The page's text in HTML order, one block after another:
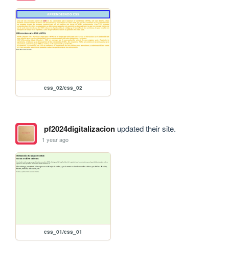
css_02/css_02
pf2024digitalizacionupdated their site.
1 year ago
css_01/css_01